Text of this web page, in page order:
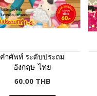
คำศัพท์ ระดับประถม
อังกฤษ-ไทย
60.00 THB